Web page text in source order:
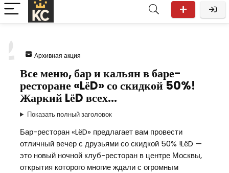
Архивная акция
Все меню, бар и кальян в баре-
ресторане «LёD» со скидкой 50%!
Жаркий LёD всех…
Показать полный заголовок
Бар-ресторан «LёD» предлагает вам провести
отличный вечер с друзьями со скидкой 50% !LёD —
это новый ночной клуб-ресторан в центре Москвы,
открытия которого многие ждали с огромным